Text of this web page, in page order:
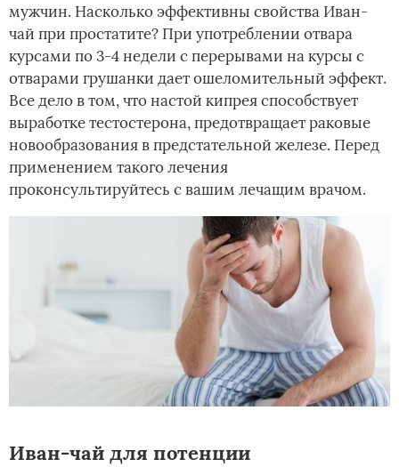
мужчин. Насколько эффективны свойства Иван-
чай при простатите? При употреблении отвара
курсами по 3-4 недели с перерывами на курсы с
отварами грушанки дает ошеломительный эффект.
Все дело в том, что настой кипрея способствует
выработке тестостерона, предотвращает раковые
новообразования в предстательной железе. Перед
применением такого лечения
проконсультируйтесь с вашим лечащим врачом.
Иван-чай для потенции